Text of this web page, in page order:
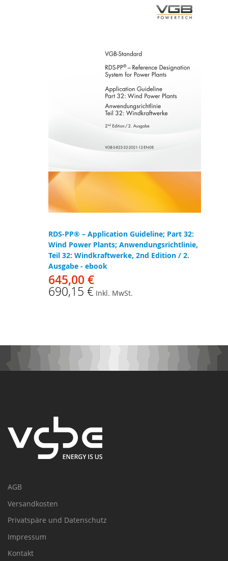
RDS-PP® – Application Guideline; Part 32:
Wind Power Plants; Anwendungsrichtlinie,
Teil 32: Windkraftwerke, 2nd Edition / 2.
Ausgabe - ebook
645,00 €
690,15 € Inkl. MwSt.
AGB
Versandkosten
Privatspäre und Datenschutz
Impressum
Kontakt